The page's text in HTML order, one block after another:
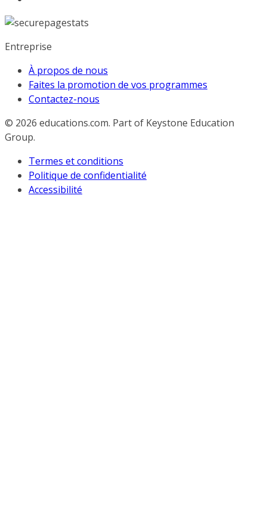
Entreprise
À propos de nous
Faites la promotion de vos programmes
Contactez-nous
© 2026 educations.com. Part of Keystone Education
Group.
Termes et conditions
Politique de confidentialité
Accessibilité